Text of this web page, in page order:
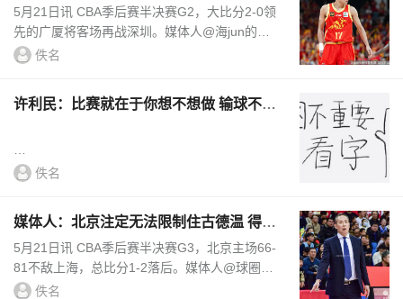
+新伤让他每天都要吃止疼药
5月21日讯 CBA季后赛半决赛G2，大比分2-0领
先的广厦将客场再战深圳。媒体人@海jun的蓝
对此进行前瞻，原文如下：今天广厦对深圳将迎
佚名
许利民：比赛就在于你想不想做 输球不在
...
佚名
媒体人：北京注定无法限制住古德温 得调
心态做好自己找回G2进攻
5月21日讯 CBA季后赛半决赛G3，北京主场66-
81不敌上海，总比分1-2落后。媒体人@球圈赵
探长对此进行点评，原文如下：昨晚发布会后，
佚名